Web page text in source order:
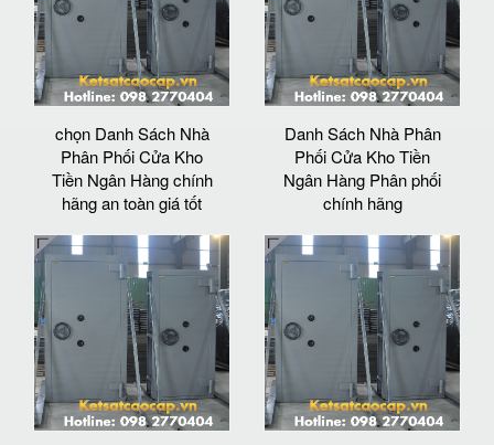
chọn Danh Sách Nhà
Phân Phối Cửa Kho
Tiền Ngân Hàng chính
hãng an toàn giá tốt
Danh Sách Nhà Phân
Phối Cửa Kho Tiền
Ngân Hàng Phân phối
chính hãng